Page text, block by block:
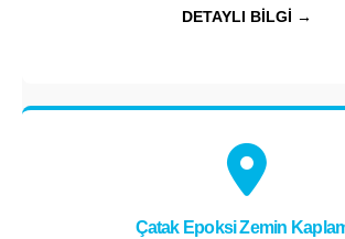
DETAYLI BİLGİ →
Çatak Epoksi Zemin